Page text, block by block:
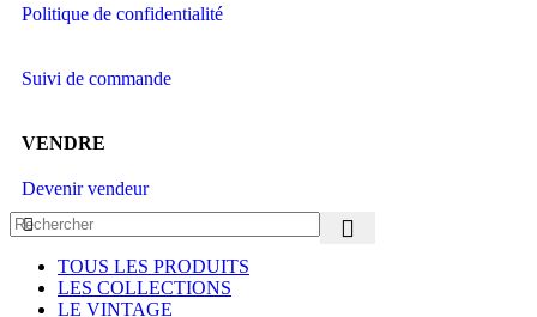
Politique de confidentialité
Suivi de commande
VENDRE
Devenir vendeur
TOUS LES PRODUITS
LES COLLECTIONS
LE VINTAGE